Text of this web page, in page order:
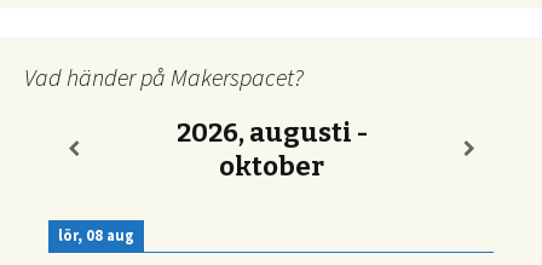
Vad händer på Makerspacet?
2026, augusti -
oktober
lör, 08 aug